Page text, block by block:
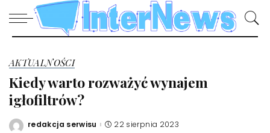
AKTUALNOŚCI
Kiedy warto rozważyć wynajem
igłofiltrów?
Posted
redakcja serwisu 22 sierpnia 2023